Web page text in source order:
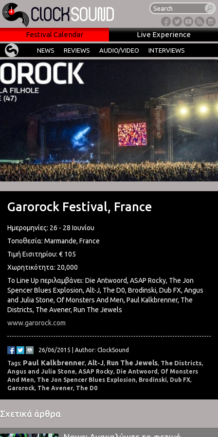
Festival Calendar Live Experience
NEWS REVIEWS AUDIO/VIDEO INTERVIEWS
Garorock Festival, France
Ημερομηνίες: 26 - 28 Ιουνίου
Τοποθεσία: Marmande, France
Τιμή Εισιτηρίου: € 105
Χωρητικότητα: 20,000
Το Line Up περιλαμβάνει: Die Antwoord, ASAP Rocky, The Jon
Spencer Blues Explosion, Alt-J, The D0, Brodinski, Dub FX, Angus
and Julia Stone, Of Monsters And Men, Paul Kalkbrenner, The
Districts, The Avener, Run The Jewels
www.garorock.com
26/06/2015 | Author: ClockSound
Tags: Paul Kalkbrenner, Alt-J, Run The Jewels, The Districts,
Angus and Julia Stone, ASAP Rocky, Die Antwoord, Of Monsters
And Men, The Jon Spencer Blues Explosion, Brodinski, Dub FX,
Garorock, The Avener, The D0
Σχετικά άρθρα